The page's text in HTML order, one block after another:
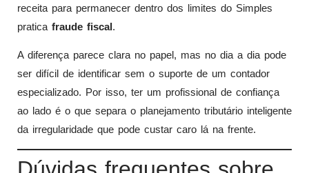
receita para permanecer dentro dos limites do Simples
pratica fraude fiscal.
A diferença parece clara no papel, mas no dia a dia pode
ser difícil de identificar sem o suporte de um contador
especializado. Por isso, ter um profissional de confiança
ao lado é o que separa o planejamento tributário inteligente
da irregularidade que pode custar caro lá na frente.